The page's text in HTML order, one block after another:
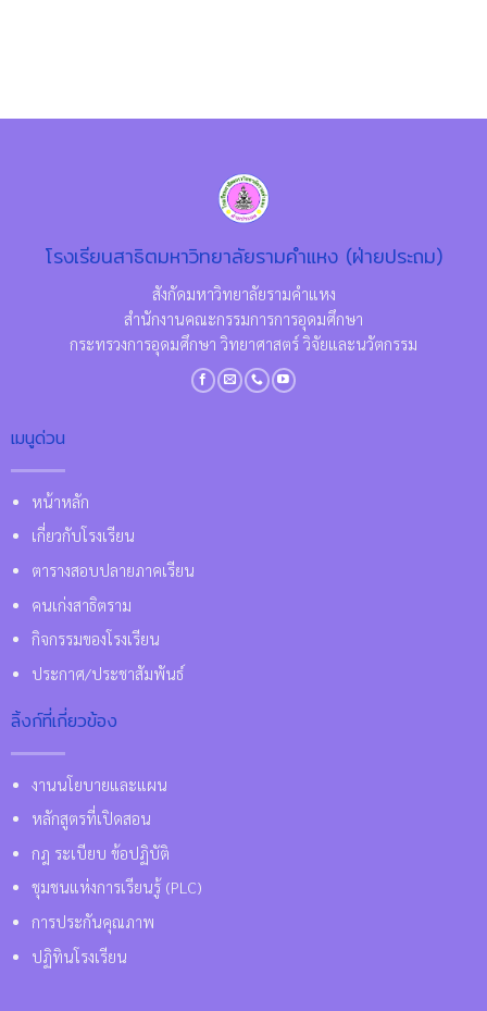
โรงเรียนสาธิตมหาวิทยาลัยรามคำแหง (ฝ่ายประถม)
สังกัดมหาวิทยาลัยรามคำแหง
สำนักงานคณะกรรมการการอุดมศึกษา
กระทรวงการอุดมศึกษา วิทยาศาสตร์ วิจัยและนวัตกรรม
เมนูด่วน
หน้าหลัก
เกี่ยวกับโรงเรียน
ตารางสอบปลายภาคเรียน
คนเก่งสาธิตราม
กิจกรรมของโรงเรียน
ประกาศ/ประชาสัมพันธ์
ลิ้งก์ที่เกี่ยวข้อง
งานนโยบายและแผน
หลักสูตรที่เปิดสอน
กฎ ระเบียบ ข้อปฏิบัติ
ชุมชนแห่งการเรียนรู้ (PLC)
การประกันคุณภาพ
ปฏิทินโรงเรียน